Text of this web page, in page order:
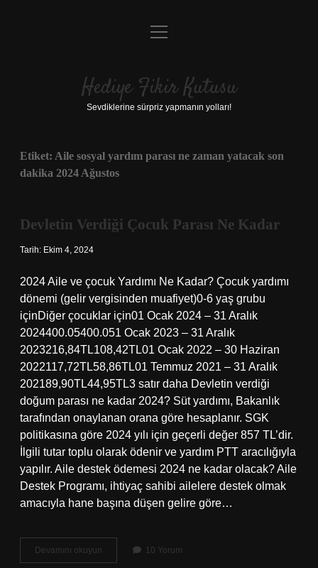
Anasayfa
Yasal Uyarı
menüyü
Hediye Fikir Kutusu
Sevdiklerine sürpriz yapmanın yolları!
Etiket: Aile sosyal yardım parası ne zaman yatacak son
dakika 2024 Ağustos
Devletin Verdiği Çocuk Parası Ne Kadar
Tarih: Ekim 4, 2024
2024 Aile ve çocuk Yardımı Ne Kadar? Çocuk yardımı
dönemi (gelir vergisinden muafiyet)0-6 yaş grubu
içinDiğer çocuklar için01 Ocak 2024 – 31 Aralık
2024400.05400.051 Ocak 2023 – 31 Aralık
2023216,84TL108,42TL01 Ocak 2022 – 30 Haziran
2022117,72TL58,86TL01 Temmuz 2021 – 31 Aralık
202189,90TL44,95TL3 satır daha Devletin verdiği
doğum parası ne kadar 2024? Süt yardımı, Bakanlık
tarafından onaylanan orana göre hesaplanır. SGK
politikasına göre 2024 yılı için geçerli değer 857 TL’dir.
İlgili tutar toplu olarak ödenir ve yardım PTT aracılığıyla
yapılır. Aile destek ödemesi 2024 ne kadar olacak? Aile
Destek Programı, ihtiyaç sahibi ailelere destek olmak
amacıyla hane başına düşen gelire göre…
Devamını okuyun Devletin
Verdiği
10 Yorum